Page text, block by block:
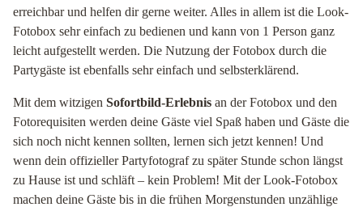
erreichbar und helfen dir gerne weiter. Alles in allem ist die Look-
Fotobox sehr einfach zu bedienen und kann von 1 Person ganz
leicht aufgestellt werden. Die Nutzung der Fotobox durch die
Partygäste ist ebenfalls sehr einfach und selbsterklärend.
Mit dem witzigen Sofortbild-Erlebnis an der Fotobox und den
Fotorequisiten werden deine Gäste viel Spaß haben und Gäste die
sich noch nicht kennen sollten, lernen sich jetzt kennen! Und
wenn dein offizieller Partyfotograf zu später Stunde schon längst
zu Hause ist und schläft – kein Problem! Mit der Look-Fotobox
machen deine Gäste bis in die frühen Morgenstunden unzählige